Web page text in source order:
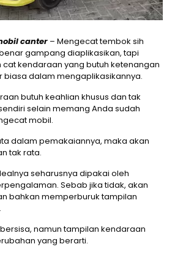
canter– Mengecat tembok sih
gampang diaplikasikan, tapi
kendaraan yang butuh ketenangan
biasa dalam mengaplikasikannya.
butuh keahlian khusus dan tak
selain memang Anda sudah
mobil.
dalam pemakaiannya, maka akan
tak rata.
seharusnya dipakai oleh
Sebab jika tidak, akan
bahkan memperburuk tampilan
namun tampilan kendaraan
yang berarti.